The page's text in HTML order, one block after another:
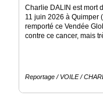
Vidéos
Médias
Prémium
Charlie DALIN est mort
11 juin 2026 à Quimper
remporté ce Vendée
contre ce cancer, mais
Reportage / VOILE /